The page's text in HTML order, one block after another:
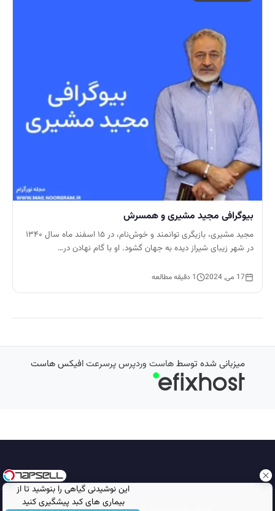
این نوشیدنی گیاهی را بنوشید تا از
بیماری های کبد پیشگیری کنید
بیوگرافی مجید مشیری و همسرش
مجید مشیری، بازیگری توانمند و خوش‌نام، در ۱۵ اسفند ماه سال ۱۳۴۰
در شهر زیبای شیراز دیده به جهان گشود. او با گام نهادن در…
17 می, 2024 1 دقیقه مطالعه
میزبانی شده توسطهاست وردپرس پرسرعتافیکس هاست
تمامی حقوق محفوظ است © 2026 مجله نورگرام